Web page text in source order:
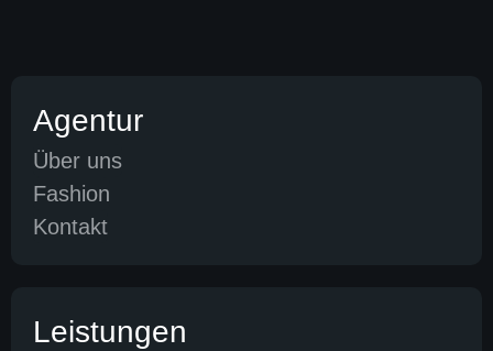
Agentur
Über uns
Fashion
Kontakt
Leistungen